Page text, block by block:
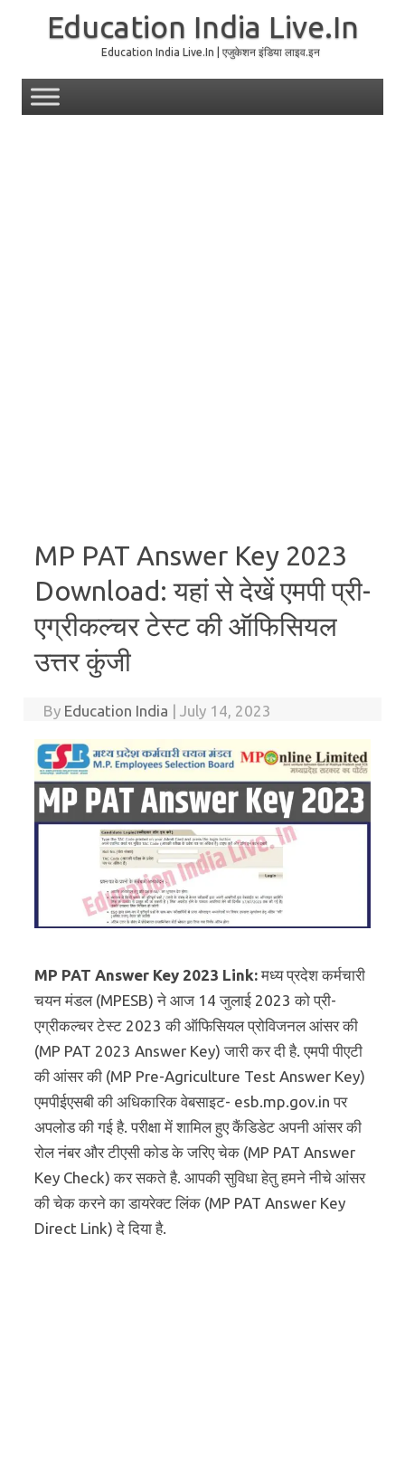
Education India Live.In
Education India Live.In | एजुकेशन इंडिया लाइव.इन
MP PAT Answer Key 2023
Download: यहां से देखें एमपी प्री-
एग्रीकल्चर टेस्ट की ऑफिसियल
उत्तर कुंजी
By Education India | July 14, 2023
MP PAT Answer Key 2023 Link:मध्य प्रदेश कर्मचारी
चयन मंडल (MPESB) ने आज 14 जुलाई 2023 को प्री-
एग्रीकल्चर टेस्ट 2023 की ऑफिसियल प्रोविजनल आंसर की
(MP PAT 2023 Answer Key) जारी कर दी है. एमपी पीएटी
की आंसर की (MP Pre-Agriculture Test Answer Key)
एमपीईएसबी की अधिकारिक वेबसाइट- esb.mp.gov.in पर
अपलोड की गई है. परीक्षा में शामिल हुए कैंडिडेट अपनी आंसर की
रोल नंबर और टीएसी कोड के जरिए चेक (MP PAT Answer
Key Check) कर सकते है. आपकी सुविधा हेतु हमने नीचे आंसर
की चेक करने का डायरेक्ट लिंक (MP PAT Answer Key
Direct Link) दे दिया है.